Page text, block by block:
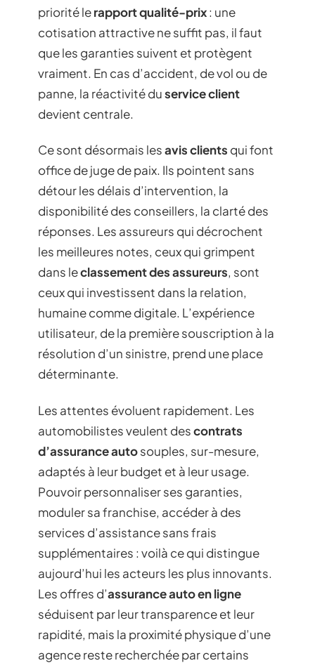
priorité lerapport qualité-prix: une
cotisation attractive ne suffit pas, il faut
que les garanties suivent et protègent
vraiment. En cas d’accident, de vol ou de
panne, la réactivité duservice client
devient centrale.
Ce sont désormais lesavis clients qui font
office de juge de paix. Ils pointent sans
détour les délais d’intervention, la
disponibilité des conseillers, la clarté des
réponses. Les assureurs qui décrochent
les meilleures notes, ceux qui grimpent
dans leclassement des assureurs, sont
ceux qui investissent dans la relation,
humaine comme digitale. L’expérience
utilisateur, de la première souscription à la
résolution d’un sinistre, prend une place
déterminante.
Les attentes évoluent rapidement. Les
automobilistes veulent descontrats
d’assurance autosouples, sur-mesure,
adaptés à leur budget et à leur usage.
Pouvoir personnaliser ses garanties,
moduler sa franchise, accéder à des
services d’assistance sans frais
supplémentaires : voilà ce qui distingue
aujourd’hui les acteurs les plus innovants.
Les offres d’assurance auto en ligne
séduisent par leur transparence et leur
rapidité, mais la proximité physique d’une
agence reste recherchée par certains